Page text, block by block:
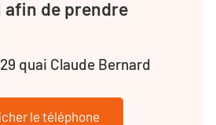
de prendre
quai Claude Bernard
le téléphone